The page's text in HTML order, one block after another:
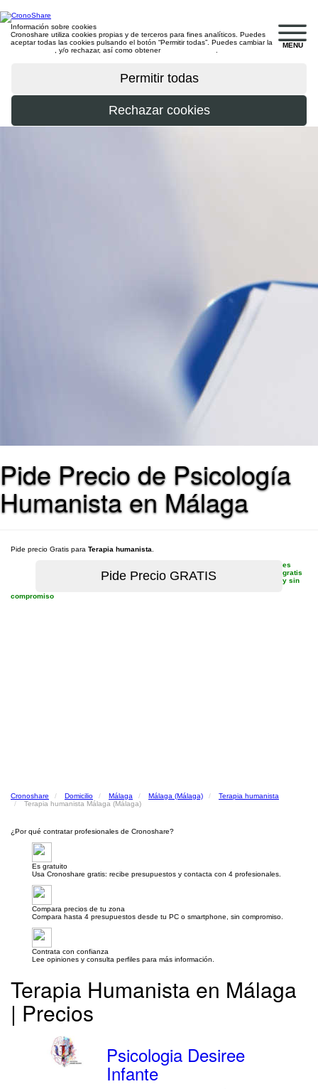
MENU
Información sobre cookies
Cronoshare utiliza cookies propias y de terceros para fines analíticos. Puedes
aceptar todas las cookies pulsando el botón “Permitir todas”. Puedes cambiar la
, y/o rechazar, así como obtener
Pide Precio de Psicología
Humanista en Málaga
Pide precio Gratis para Terapia humanista
es
gratis
y sin
compromiso
Cronoshare Domicilio Málaga Málaga (Málaga)
Terapia humanista
Terapia humanista Málaga (Málaga)
¿Por qué contratar profesionales de Cronoshare?
Es gratuito
Usa Cronoshare gratis: recibe presupuestos y contacta con 4 profesionales.
Compara precios de tu zona
Compara hasta 4 presupuestos desde tu PC o smartphone, sin compromiso.
Contrata con confianza
Lee opiniones y consulta perfiles para más información.
Terapia Humanista en Málaga
| Precios
Psicologia Desiree
Infante